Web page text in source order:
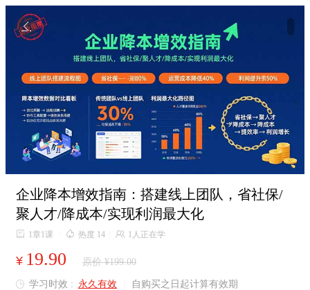

企业降本增效指南：搭建线上团队，省社保/
聚人才/降成本/实现利润最大化
 1章1课  热度 14  1人正在学
¥ 19.90 原价 ¥199.00
 学习时效 : 永久有效 自购买之日起计算有效期